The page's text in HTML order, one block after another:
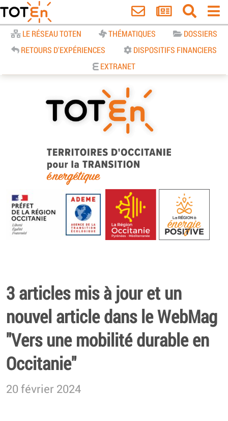
LE RÉSEAU TOTEN THÉMATIQUES
DOSSIERS
RETOURS D'EXPÉRIENCES
DISPOSITIFS FINANCIERS
EXTRANET
TOTEn Occitanie | Territoires
d’Occitanie pour la Transition
Energétique
3 articles mis à jour et un
nouvel article dans le WebMag
"Vers une mobilité durable en
Occitanie"
20 février 2024